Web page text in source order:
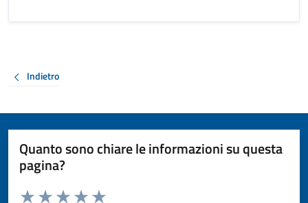
Indietro
Quanto sono chiare le informazioni su questa
pagina?
Valuta da 1 a 5 stelle la pagina